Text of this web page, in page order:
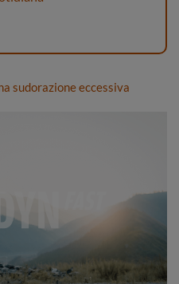
sudorazione eccessiva